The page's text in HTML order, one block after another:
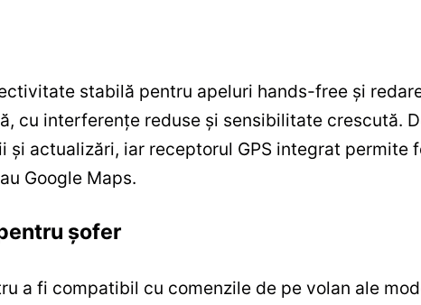
stabilă pentru apeluri hands-free și
cu interferențe reduse și sensibilitate crescută.
și actualizări, iar receptorul GPS integrat
Google Maps.
șofer
a fi compatibil cu comenzile de pe volan ale